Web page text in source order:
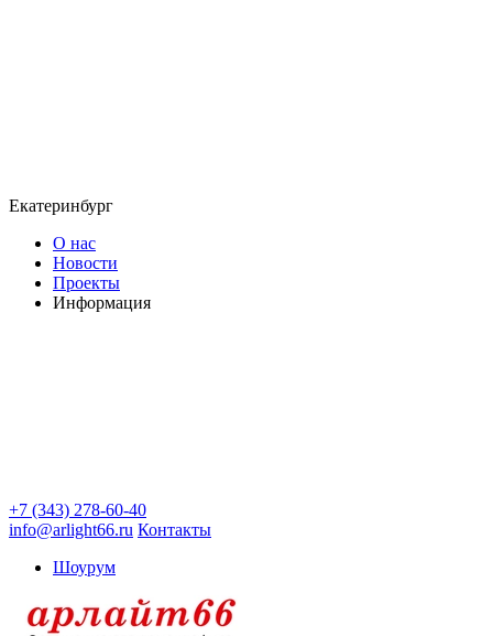
Екатеринбург
О нас
Новости
Проекты
Информация
+7 (343) 278-60-40
info@arlight66.ru Контакты
Шоурум